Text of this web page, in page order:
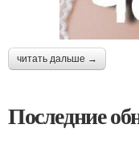
читать дальше →
Последние